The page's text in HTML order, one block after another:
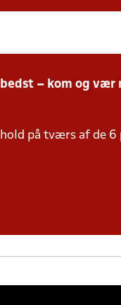
– kom og vær
på tværs af de